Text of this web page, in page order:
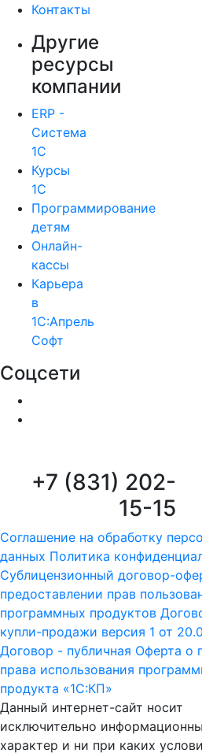
Контакты
Другие
ресурсы
компании
ERP -
Система
1С
Курсы
1С
Программирование
детям
Онлайн-
кассы
Карьера
в
1С:Апрель
Софт
Соцсети
+7 (831) 202-
15-15
Соглашение на обработку
данных Политика
Сублицензионный договор-
предоставлении прав
программных продуктов
купли-продажи версия 1 от
Договор - публичная Оферта о
права использования
продукта «1С:КП»
Данный интернет-сайт носит
исключительно
характер и ни при каких